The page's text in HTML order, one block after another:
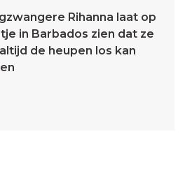
Rihanna laat op
in Barbados zien dat ze
de heupen los kan